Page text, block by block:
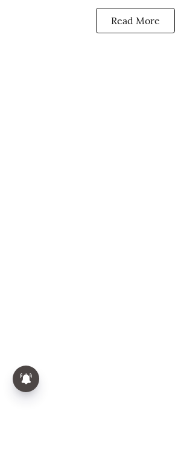
Read More